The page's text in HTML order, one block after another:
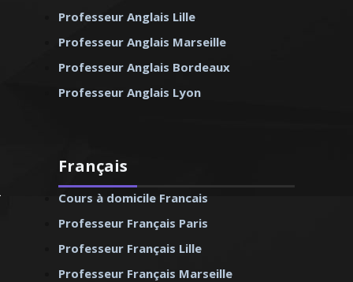
Professeur Anglais Lille
Professeur Anglais Marseille
Professeur Anglais Bordeaux
Professeur Anglais Lyon
Français
Cours à domicile Francais
Professeur Français Paris
Professeur Français Lille
Professeur Français Marseille